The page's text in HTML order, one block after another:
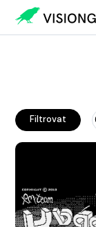
Filtrovat